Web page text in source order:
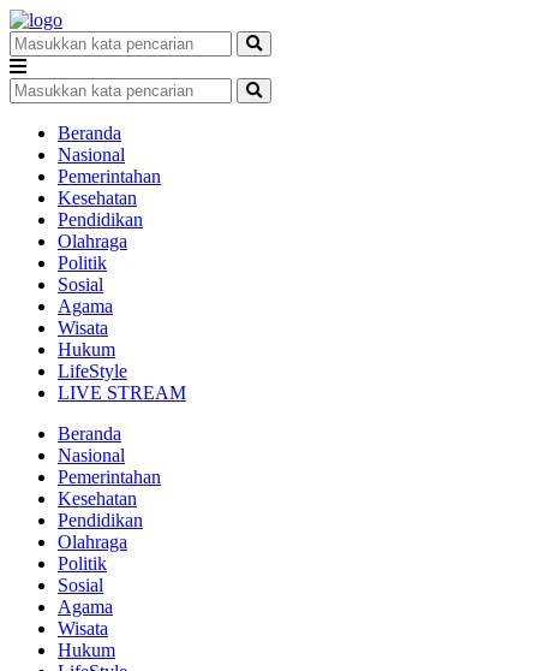
Beranda
Nasional
Pemerintahan
Kesehatan
Pendidikan
Olahraga
Politik
Sosial
Agama
Wisata
Hukum
LifeStyle
LIVE STREAM
Beranda
Nasional
Pemerintahan
Kesehatan
Pendidikan
Olahraga
Politik
Sosial
Agama
Wisata
Hukum